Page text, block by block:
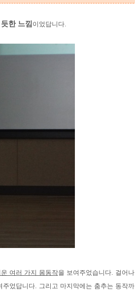
한 느낌 이었답니다.
여러 가지 몸동작을 보여주었습니다. 걸어나
었답니다. 그리고 마지막에는 춤추는 동작까